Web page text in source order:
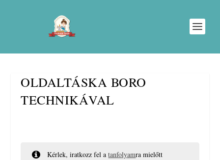
OLDALTÁSKA BORO
TECHNIKÁVAL
Kérlek, iratkozz fel atanfolyamra mielőtt